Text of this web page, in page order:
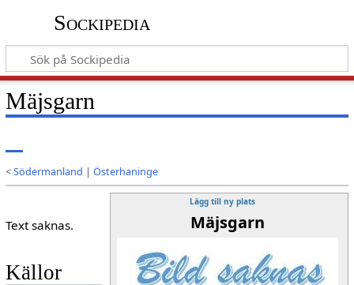
Sockipedia
Mäjsgarn
<Södermanland | Österhaninge
Lägg till ny plats
Mäjsgarn
Text saknas.
Källor